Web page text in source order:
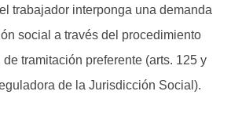
trabajador interponga una demanda
social a través del procedimiento
tramitación preferente (arts. 125 y
de la Jurisdicción Social).